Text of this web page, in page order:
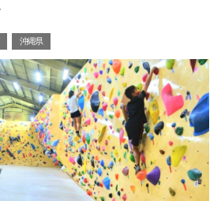
沖縄県